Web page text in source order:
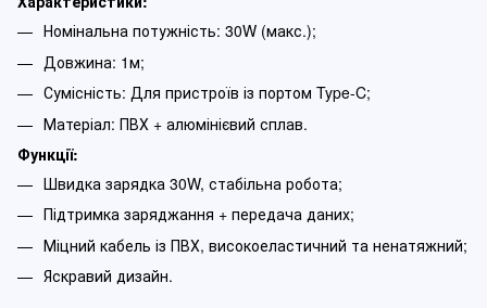
Номінальна потужність: 30W (макс.);
Довжина: 1м;
Сумісність: Для пристроїв із портом Type-C;
Матеріал: ПВХ + алюмінієвий сплав.
Функції:
Швидка зарядка 30W, стабільна робота;
Підтримка заряджання + передача даних;
Міцний кабель із ПВХ, високоеластичний та ненатяжний;
Яскравий дизайн.